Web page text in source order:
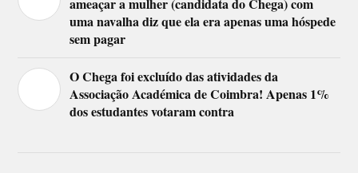
uma navalha diz que ela era apenas uma hóspede
sem pagar
O Chega foi excluído das atividades da
Associação Académica de Coimbra! Apenas 1%
dos estudantes votaram contra